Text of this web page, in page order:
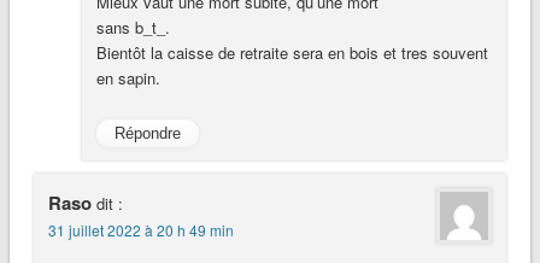
sans b_t_.
Bientôt la caisse de retraite sera en bois et tres souvent
en sapin.
Répondre
Raso dit :
31 juillet 2022 à 20 h 49 min